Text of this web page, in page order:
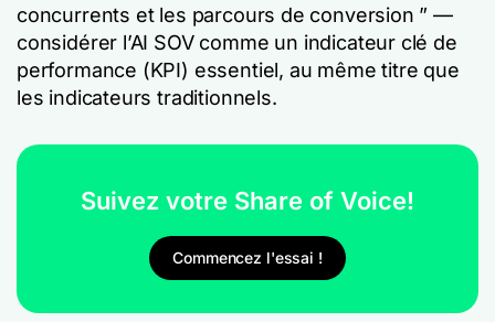
concurrents et les parcours de conversion ” —
considérer l’AI SOV comme un indicateur clé de
performance (KPI) essentiel, au même titre que
les indicateurs traditionnels.
Suivez votre Share of Voice!
Commencez l'essai !